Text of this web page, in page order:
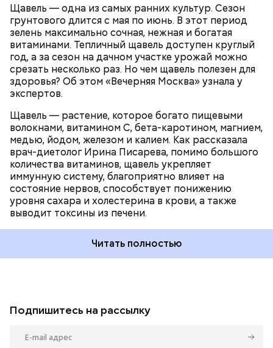
Щавель — одна из самых ранних культур. Сезон
грунтового длится с мая по июнь. В этот период
зелень максимально сочная, нежная и богатая
витаминами. Тепличный щавель доступен круглый
год, а за сезон на дачном участке урожай можно
срезать несколько раз. Но чем щавель полезен для
здоровья? Об этом «Вечерняя Москва» узнала у
экспертов.
Щавель — растение, которое богато пищевыми
волокнами, витамином С, бета-каротином, магнием,
медью, йодом, железом и калием. Как рассказала
врач-диетолог Ирина Писарева, помимо большого
количества витаминов, щавель укрепляет
иммунную систему, благоприятно влияет на
состояние нервов, способствует понижению
уровня сахара и холестерина в крови, а также
выводит токсины из печени.
Читать полностью
ЗДОРОВЬЕ ВРАЧИ
РАСТЕНИЯ
ПРОДУКТЫ
Подпишитесь на рассылку